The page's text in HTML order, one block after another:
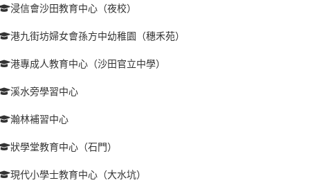
浸信會沙田教育中心（夜校）
港九街坊婦女會孫方中幼稚園（穗禾苑）
港專成人教育中心（沙田官立中學）
溪水旁學習中心
瀚林補習中心
狀學堂教育中心（石門）
現代小學士教育中心（大水坑）